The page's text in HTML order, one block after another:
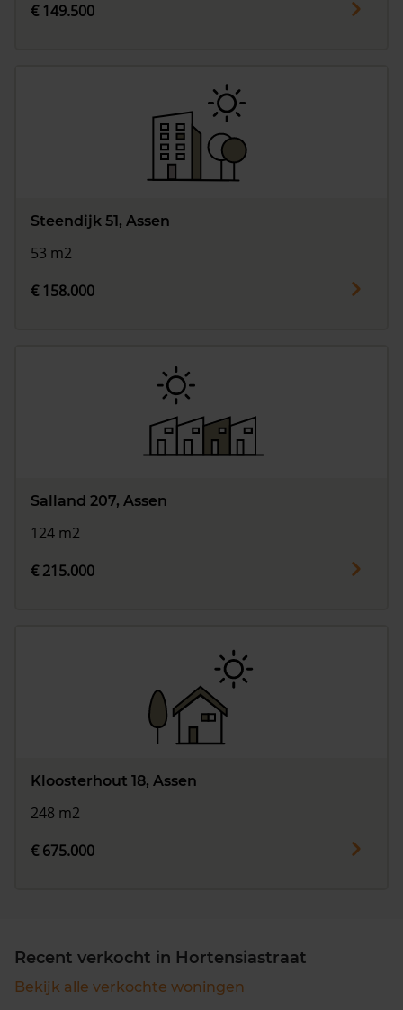
€ 149.500
Steendijk 51, Assen
53 m2
€ 158.000
Salland 207, Assen
124 m2
€ 215.000
Kloosterhout 18, Assen
248 m2
€ 675.000
Recent verkocht in Hortensiastraat
Bekijk alle verkochte woningen